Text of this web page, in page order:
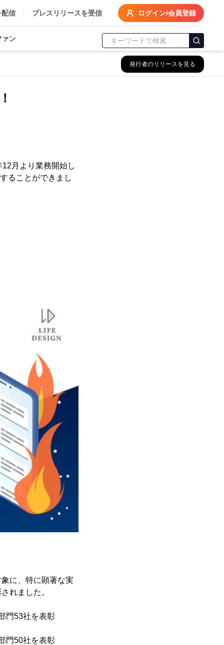
配信 プレスリリースを受信 ログイン/会員登録
ァン
発行者のリリースを見る
月より業務開始し
ることができまし
に、特に顕著な実
れました。
門53社を表彰
門50社を表彰